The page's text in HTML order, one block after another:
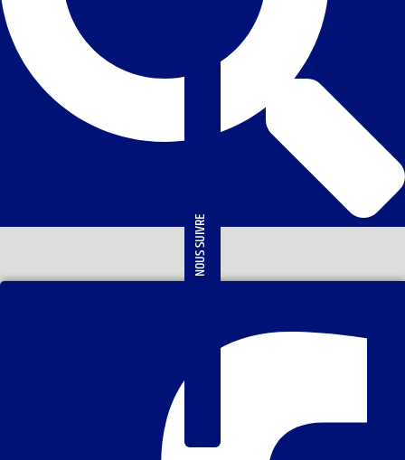
NOUS SUIVRE